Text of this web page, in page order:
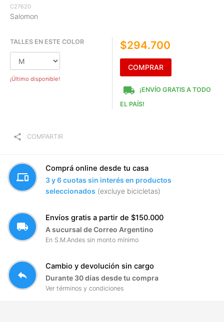
C27620
Salomon
TALLES EN ESTE COLOR
¡Último disponible!
$294.700
COMPRAR
local_shipping
¡ENVÍO GRATIS A TODO
EL PAÍS!
share COMPARTIR
devices
Comprá online desde tu casa
3 y 6 cuotas sin interés en productos
seleccionados (excluye bicicletas)
local_shipping
Envíos gratis a partir de $150.000
A sucursal de Correo Argentino
En S.M.Andes sin monto mínimo
reply
Cambio y devolución sin cargo
Durante 30 días desde tu compra
Ver términos y condiciones